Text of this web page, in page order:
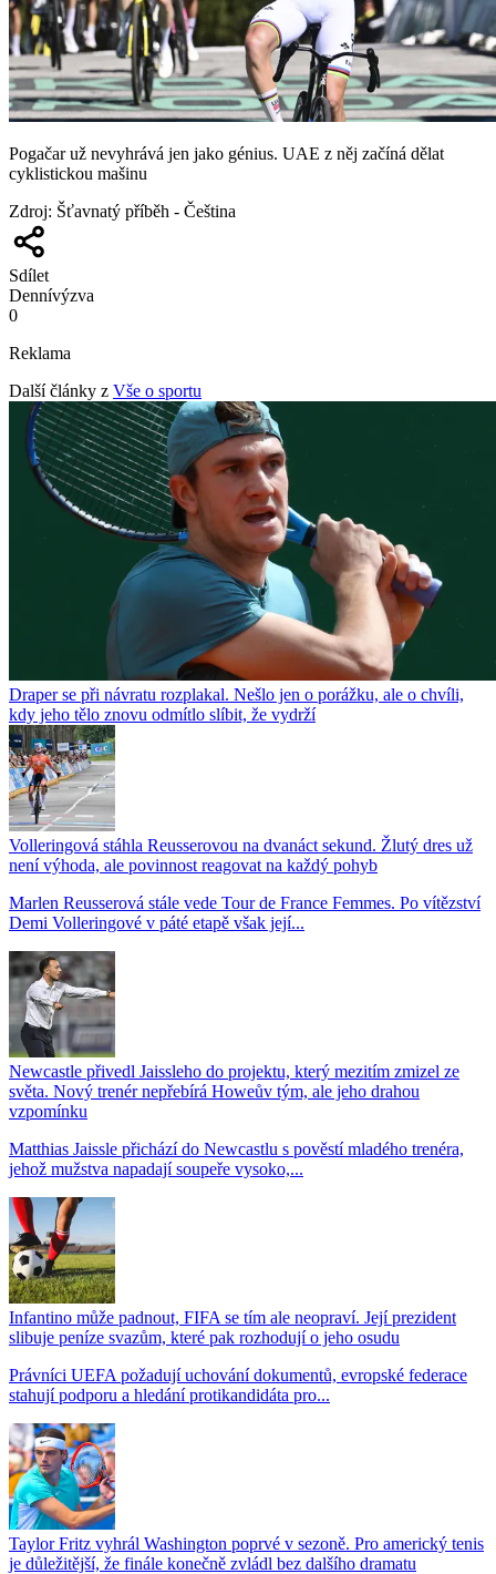
Pogačar už nevyhrává jen jako génius. UAE z něj začíná dělat
cyklistickou mašinu
Zdroj: Šťavnatý příběh - Čeština
Sdílet
Dennívýzva
0
Reklama
Další články z Vše o sportu
Draper se při návratu rozplakal. Nešlo jen o porážku, ale o chvíli,
kdy jeho tělo znovu odmítlo slíbit, že vydrží
Volleringová stáhla Reusserovou na dvanáct sekund. Žlutý dres už
není výhoda, ale povinnost reagovat na každý pohyb
Marlen Reusserová stále vede Tour de France Femmes. Po vítězství
Demi Volleringové v páté etapě však její...
Newcastle přivedl Jaissleho do projektu, který mezitím zmizel ze
světa. Nový trenér nepřebírá Howeův tým, ale jeho drahou
vzpomínku
Matthias Jaissle přichází do Newcastlu s pověstí mladého trenéra,
jehož mužstva napadají soupeře vysoko,...
Infantino může padnout, FIFA se tím ale neopraví. Její prezident
slibuje peníze svazům, které pak rozhodují o jeho osudu
Právníci UEFA požadují uchování dokumentů, evropské federace
stahují podporu a hledání protikandidáta pro...
Taylor Fritz vyhrál Washington poprvé v sezoně. Pro americký tenis
je důležitější, že finále konečně zvládl bez dalšího dramatu